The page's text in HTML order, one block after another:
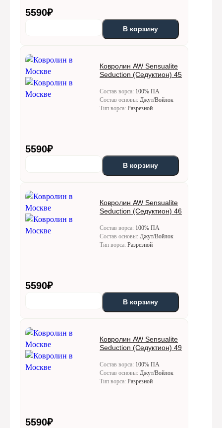
5590₽
В корзину
Ковролин AW Sensualite
Seduction (Седуктион) 45
Состав ворса: 100% ПА
Состав основы: Джут/Войлок
Тип ворса: Разрезной
5590₽
В корзину
Ковролин AW Sensualite
Seduction (Седуктион) 46
Состав ворса: 100% ПА
Состав основы: Джут/Войлок
Тип ворса: Разрезной
5590₽
В корзину
Ковролин AW Sensualite
Seduction (Седуктион) 49
Состав ворса: 100% ПА
Состав основы: Джут/Войлок
Тип ворса: Разрезной
5590₽